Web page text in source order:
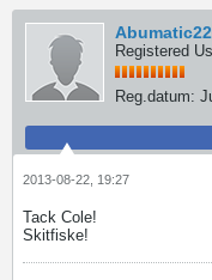
Registered
Reg.datum:
2013-08-22, 19:27
Tack Cole!
Skitfiske!